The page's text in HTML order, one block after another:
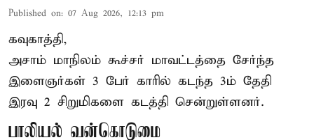
Published on: 07 Aug 2026, 12:13 pm
கவுகாத்தி,
அசாம் மாநிலம் கூச்சர் மாவட்டத்தை சேர்ந்த
இளைஞர்கள் 3 பேர் காரில் கடந்த 3ம் தேதி
இரவு 2 சிறுமிகளை கடத்தி சென்றுள்ளனர்.
பாலியல் வன்கொடுமை